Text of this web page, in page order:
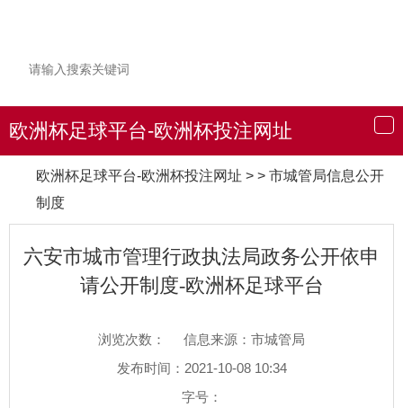
导
航
欧洲杯足球平台-欧洲杯投注网址
欧洲杯足球平台-欧洲杯投注网址 > > 市城管局信息公开
制度
六安市城市管理行政执法局政务公开依申
请公开制度-欧洲杯足球平台
浏览次数：
信息来源：市城管局
发布时间：2021-10-08 10:34
字号：